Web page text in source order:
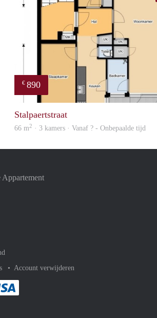
€ 890
Stalpaertstraat
66 m2 · 3 kamers · Vanaf ? - Onbepaalde tijd
Account verwijderen
af met Mastercard
gemakkelijk af met Meastro